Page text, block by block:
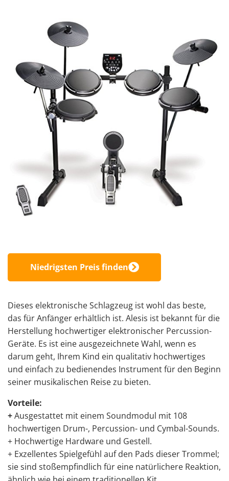
Niedrigsten Preis finden
Dieses elektronische Schlagzeug ist wohl das beste,
das für Anfänger erhältlich ist. Alesis ist bekannt für die
Herstellung hochwertiger elektronischer Percussion-
Geräte. Es ist eine ausgezeichnete Wahl, wenn es
darum geht, Ihrem Kind ein qualitativ hochwertiges
und einfach zu bedienendes Instrument für den Beginn
seiner musikalischen Reise zu bieten.
Vorteile:
+Ausgestattet mit einem Soundmodul mit 108
hochwertigen Drum-, Percussion- und Cymbal-Sounds.
+ Hochwertige Hardware und Gestell.
+ Exzellentes Spielgefühl auf den Pads dieser Trommel;
sie sind stoßempfindlich für eine natürlichere Reaktion,